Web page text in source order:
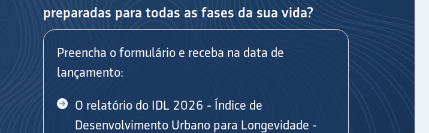
preparadas para todas as fases da sua vida?
Preencha o formulário e receba na data de
lançamento:
O relatório do IDL 2026 - Índice de
Desenvolvimento Urbano para Longevidade -